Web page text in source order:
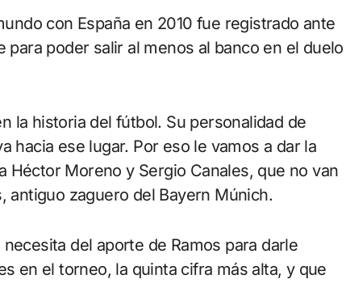
con España en 2010 fue registrado ante
poder salir al menos al banco en el duelo
la historia del fútbol. Su personalidad de
hacia ese lugar. Por eso le vamos a dar la
Moreno y Sergio Canales, que no van
antiguo zaguero del Bayern Múnich.
del aporte de Ramos para darle
en el torneo, la quinta cifra más alta, y que